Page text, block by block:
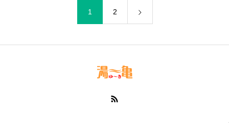
1 2